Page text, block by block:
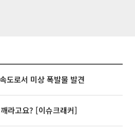
도로서 미상 폭발물 발견
라고요? [이슈크래커]